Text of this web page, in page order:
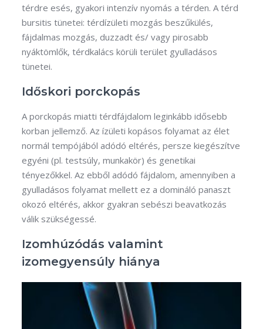
térdre esés, gyakori intenzív nyomás a térden. A térd
bursitis tünetei: térdízületi mozgás beszűkülés,
fájdalmas mozgás, duzzadt és/ vagy pirosabb
nyáktömlők, térdkalács körüli terület gyulladásos
tünetei.
Időskori porckopás
A porckopás miatti térdfájdalom leginkább idősebb
korban jellemző. Az ízületi kopásos folyamat az élet
normál tempójából adódó eltérés, persze kiegészítve
egyéni (pl. testsúly, munkakör) és genetikai
tényezőkkel. Az ebből adódó fájdalom, amennyiben a
gyulladásos folyamat mellett ez a domináló panaszt
okozó eltérés, akkor gyakran sebészi beavatkozás
válik szükségessé.
Izomhúzódás valamint
izomegyensúly hiánya